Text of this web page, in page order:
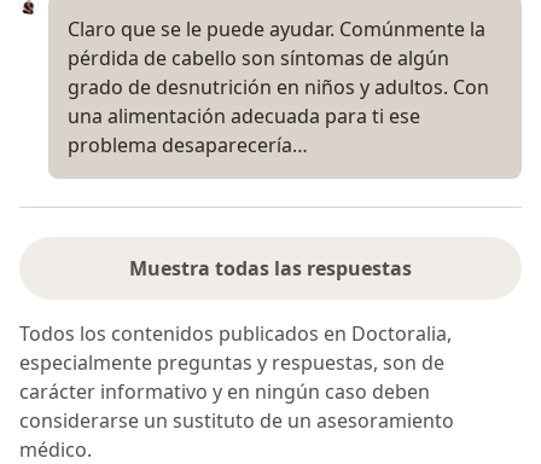
Claro que se le puede ayudar. Comúnmente la
pérdida de cabello son síntomas de algún
grado de desnutrición en niños y adultos. Con
una alimentación adecuada para ti ese
problema desaparecería…
Muestra todas las respuestas
Todos los contenidos publicados en Doctoralia,
especialmente preguntas y respuestas, son de
carácter informativo y en ningún caso deben
considerarse un sustituto de un asesoramiento
médico.